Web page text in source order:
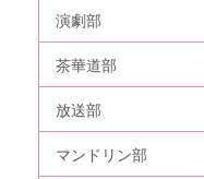
演劇部
茶華道部
放送部
マンドリン部